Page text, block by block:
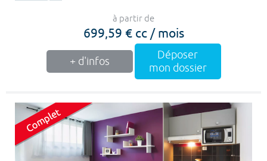
à partir de
699,59 € cc / mois
+ d'infos
Déposer
mon dossier